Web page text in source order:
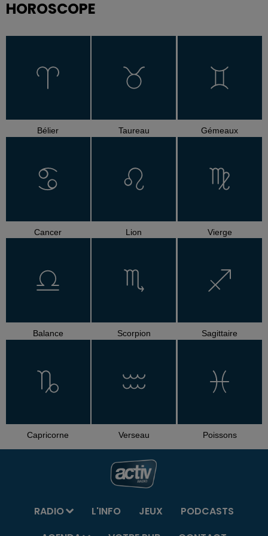
HOROSCOPE
Bélier Taureau Gémeaux
Cancer Lion Vierge
Balance Scorpion Sagittaire
Capricorne Verseau Poissons
RADIO L'INFO JEUX
PODCASTS